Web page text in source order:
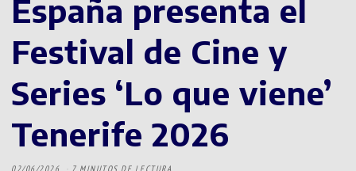
España presenta el
Festival de Cine y
Series ‘Lo que viene’
Tenerife 2026
02/06/2026 7 MINUTOS DE LECTURA